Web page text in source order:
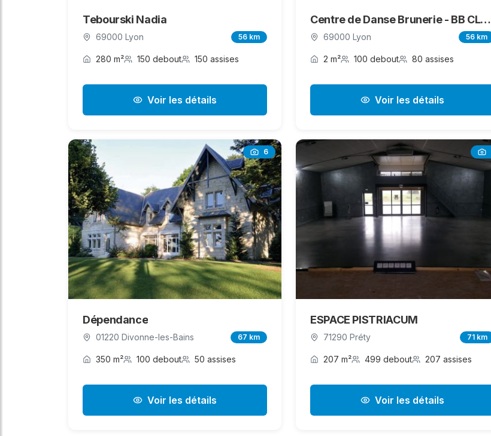
Tebourski Nadia
69000 Lyon 56 km
280 m² 150 debout 150 assises
Voir les détails
Centre de Danse Brunerie - BB CLUB
69000 Lyon 56 km
2 m² 100 debout 80 assises
Voir les détails
6
Dépendance
01220 Divonne-les-Bains 67 km
350 m² 100 debout 50 assises
Voir les détails
ESPACE PISTRIACUM
71290 Préty 71 km
207 m² 499 debout 207 assises
Voir les détails